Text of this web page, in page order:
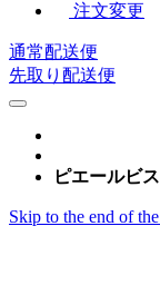
注文変更
通常配送便
先取り配送便
ピエールビ
Skip to the end of